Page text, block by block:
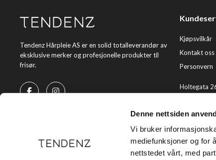
Denne nettsiden
Vi bruker
mediefunksjoner og for
nettstedet vårt, med
Tendenz Hårpleie AS er en solid totalleverandør av
eksklusive merker og profesjonelle produkter til
frisør.
Kjøpsvilkår
Kontakt oss
Personvern
Holtegata
E-post: